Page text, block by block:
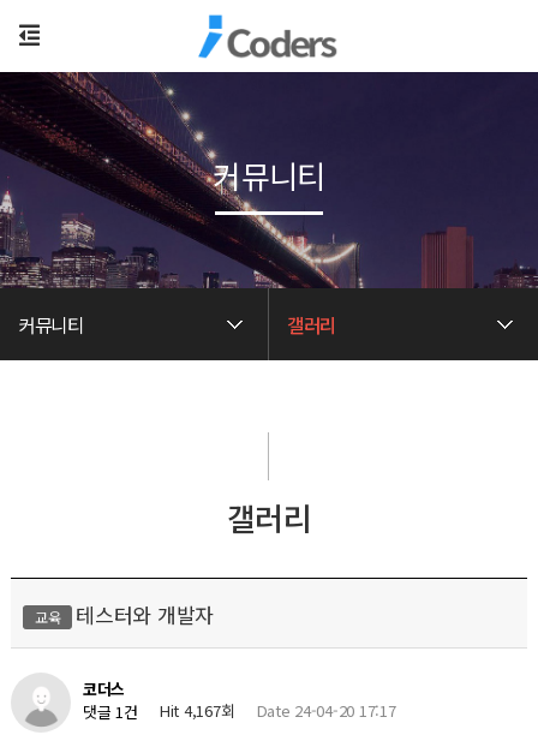
커뮤니티 갤러리
커뮤니티
갤러리
교육 테스터와 개발자
코더스
댓글 1건
Hit 4,167회 Date 24-04-20 17:17